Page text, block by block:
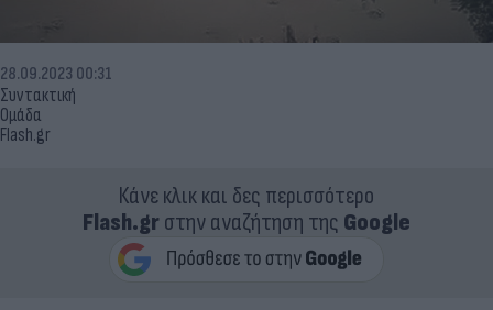
Συντακτική
Ομάδα
Flash.gr
28.09.2023 00:31
Κάνε κλικ και δες περισσότερο
Flash.grστην αναζήτηση της Google